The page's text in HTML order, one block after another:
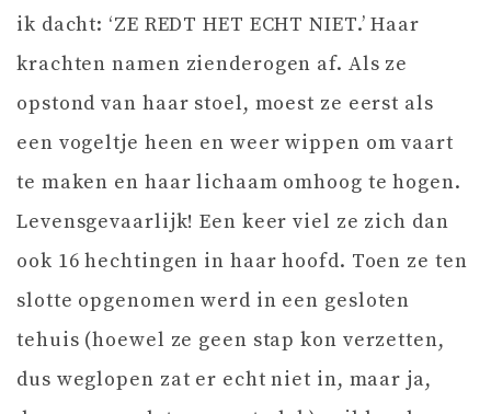
ik dacht: ‘ZE REDT HET ECHT NIET.’ Haar
krachten namen zienderogen af. Als ze
opstond van haar stoel, moest ze eerst als
een vogeltje heen en weer wippen om vaart
te maken en haar lichaam omhoog te hogen.
Levensgevaarlijk! Een keer viel ze zich dan
ook 16 hechtingen in haar hoofd. Toen ze ten
slotte opgenomen werd in een gesloten
tehuis (hoewel ze geen stap kon verzetten,
dus weglopen zat er echt niet in, maar ja,